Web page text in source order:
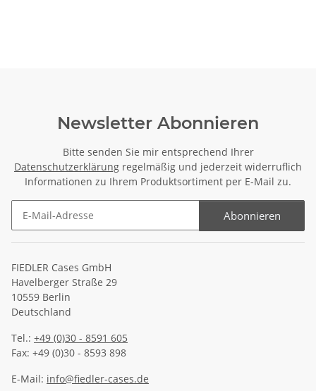
Newsletter Abonnieren
Bitte senden Sie mir entsprechend Ihrer
Datenschutzerklärung regelmäßig und jederzeit widerruflich
Informationen zu Ihrem Produktsortiment per E-Mail zu.
Abonnieren
FIEDLER Cases GmbH
Havelberger Straße 29
10559 Berlin
Deutschland
Tel.: +49 (0)30 - 8591 605
Fax: +49 (0)30 - 8593 898
E-Mail: info@fiedler-cases.de